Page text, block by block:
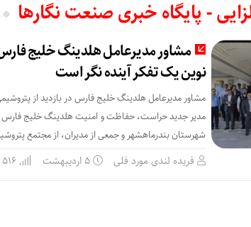
- پایگاه خبری صنعت نگارها
مشاور مدیرعامل هلدینگ خلیج فارس
نوین یک تفکر آینده نگر است
مشاور مدیرعامل هلدینگ خلیج فارس در بازدید از
مدیر جدید حراست، حفاظت و ‌امنیت هلدینگ خلیج فارس
شهرستان بندرماهشهر و جمعی از مدیران، از مجتمع
فریده لندی مورد فلی ۵ اردیبهشت